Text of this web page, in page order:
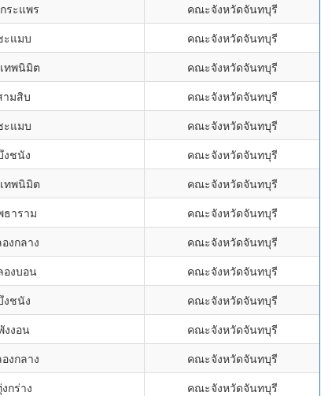
ระแพร
คณะจังหวัดจันทบุรี
ะแมบ
คณะจังหวัดจันทบุรี
ทพนิมิต
คณะจังหวัดจันทบุรี
ามสิบ
คณะจังหวัดจันทบุรี
ะแมบ
คณะจังหวัดจันทบุรี
งชนัง
คณะจังหวัดจันทบุรี
ทพนิมิต
คณะจังหวัดจันทบุรี
ธาราม
คณะจังหวัดจันทบุรี
งกลาง
คณะจังหวัดจันทบุรี
องบอน
คณะจังหวัดจันทบุรี
งชนัง
คณะจังหวัดจันทบุรี
งงอน
คณะจังหวัดจันทบุรี
งกลาง
คณะจังหวัดจันทบุรี
กร่าง
คณะจังหวัดจันทบุรี